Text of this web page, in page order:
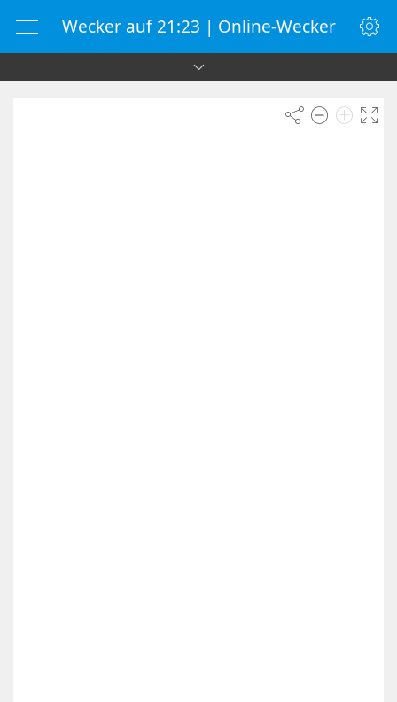
Wecker auf 21:23 | Online-Wecker